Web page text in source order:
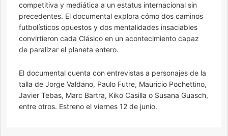
competitiva y mediática a un estatus internacional sin
precedentes. El documental explora cómo dos caminos
futbolísticos opuestos y dos mentalidades insaciables
convirtieron cada Clásico en un acontecimiento capaz
de paralizar el planeta entero.
El documental cuenta con entrevistas a personajes de la
talla de Jorge Valdano, Paulo Futre, Mauricio Pochettino,
Javier Tebas, Marc Bartra, Kiko Casilla o Susana Guasch,
entre otros. Estreno el viernes 12 de junio.